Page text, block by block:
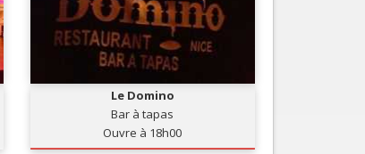
Le Domino
Bar à tapas
Ouvre à 18h00